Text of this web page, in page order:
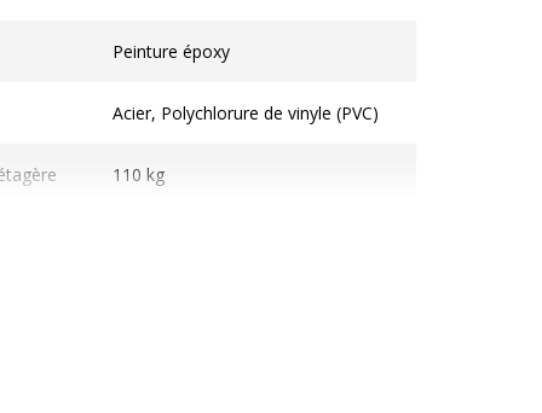
Peinture époxy
Acier, Polychlorure de vinyle (PVC)
110 kg